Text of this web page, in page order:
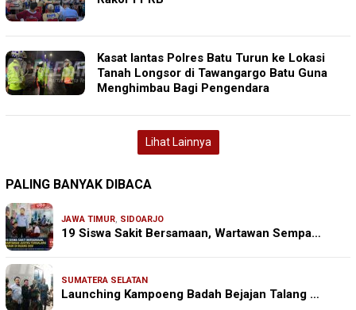
Kasat lantas Polres Batu Turun ke Lokasi
Tanah Longsor di Tawangargo Batu Guna
Menghimbau Bagi Pengendara
Lihat Lainnya
PALING BANYAK DIBACA
JAWA TIMUR, SIDOARJO
19 Siswa Sakit Bersamaan, Wartawan Sempa…
SUMATERA SELATAN
Launching Kampoeng Badah Bejajan Talang …